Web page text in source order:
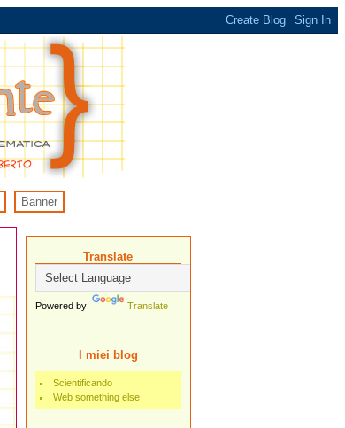
Banner
Translate
Powered by Translate
I miei blog
Scientificando
Web something else